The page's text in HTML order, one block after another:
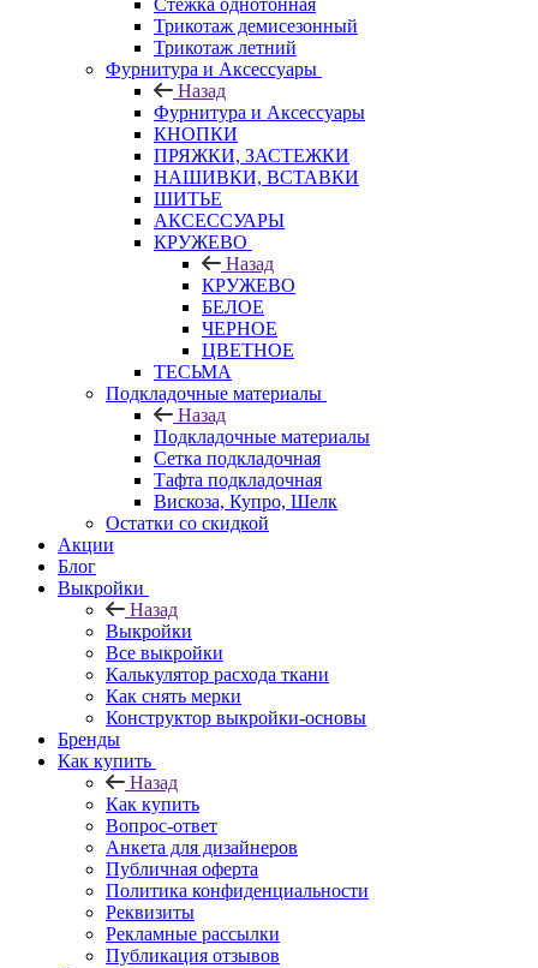
Стежка однотонная
Трикотаж демисезонный
Трикотаж летний
Фурнитура и Аксессуары
Назад
Фурнитура и Аксессуары
КНОПКИ
ПРЯЖКИ, ЗАСТЕЖКИ
НАШИВКИ, ВСТАВКИ
ШИТЬЕ
АКСЕССУАРЫ
КРУЖЕВО
Назад
КРУЖЕВО
БЕЛОЕ
ЧЕРНОЕ
ЦВЕТНОЕ
ТЕСЬМА
Подкладочные материалы
Назад
Подкладочные материалы
Сетка подкладочная
Тафта подкладочная
Вискоза, Купро, Шелк
Остатки со скидкой
Акции
Блог
Выкройки
Назад
Выкройки
Все выкройки
Калькулятор расхода ткани
Как снять мерки
Конструктор выкройки-основы
Бренды
Как купить
Назад
Как купить
Вопрос-ответ
Анкета для дизайнеров
Публичная оферта
Политика конфиденциальности
Реквизиты
Рекламные рассылки
Публикация отзывов